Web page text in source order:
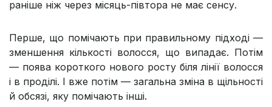
раніше ніж через місяць-півтора не має сенсу.
Перше, що помічають при правильному підході —
зменшення кількості волосся, що випадає. Потім
— поява короткого нового росту біля лінії волосся
і в проділі. І вже потім — загальна зміна в щільності
й обсязі, яку помічають інші.